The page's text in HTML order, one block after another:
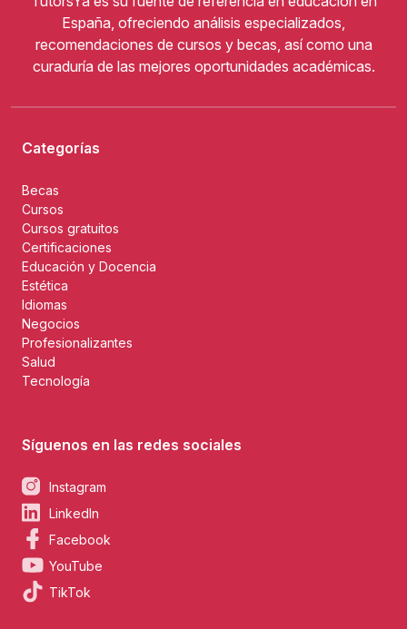
España, ofreciendo análisis especializados,
recomendaciones de cursos y becas, así como una
curaduría de las mejores oportunidades académicas.
Categorías
Becas
Cursos
Cursos gratuitos
Certificaciones
Educación y Docencia
Estética
Idiomas
Negocios
Profesionalizantes
Salud
Tecnología
Síguenos en las redes sociales
Instagram
LinkedIn
Facebook
YouTube
TikTok